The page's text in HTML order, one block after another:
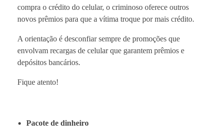
compra o crédito do celular, o criminoso oferece outros
novos prêmios para que a vítima troque por mais crédito.
A orientação é desconfiar sempre de promoções que
envolvam recargas de celular que garantem prêmios e
depósitos bancários.
Fique atento!
Pacote de dinheiro